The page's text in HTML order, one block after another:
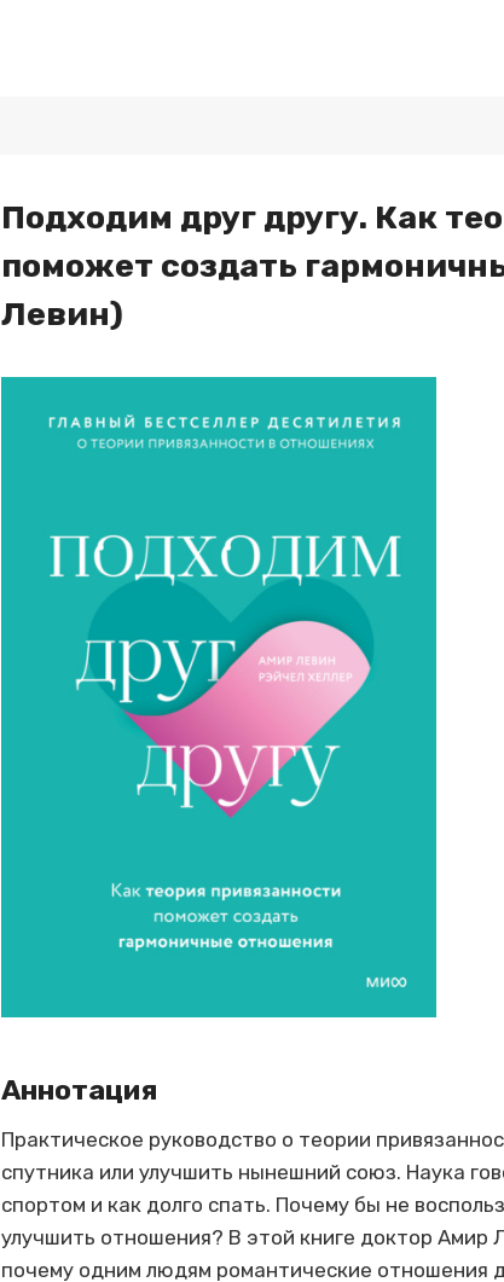
Подходим друг другу. Как
поможет создать
Левин)
Аннотация
Практическое руководство о теории
спутника или улучшить нынешний союз. Наука
спортом и как долго спать. Почему бы не
улучшить отношения? В этой книге доктор Амир
почему одним людям романтические отношения